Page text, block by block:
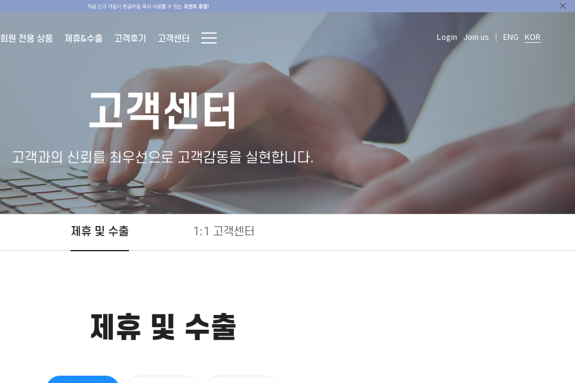
원 전용 상품 제휴&수출 고객후기 고객센터 Login Join us ENG KOR
고객센터
고객과의 신뢰를 최우선으로 고객감동을 실현합니다.
제휴 및 수출 1:1 고객센터
제휴 및 수출